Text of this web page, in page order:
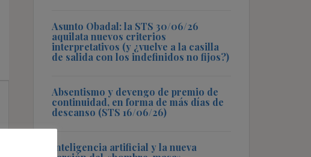
Asunto Obadal: la STS 30/06/26
aquilata nuevos criterios
interpretativos (y ¿vuelve a la casilla
de salida con los indefinidos no fijos?)
Absentismo y devengo de premio de
continuidad, en forma de más días de
descanso (STS 16/06/26)
Inteligencia artificial y la nueva